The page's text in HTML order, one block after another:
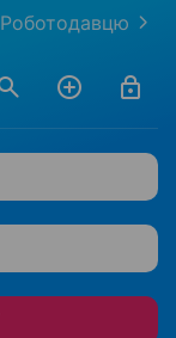
Роботодавцю